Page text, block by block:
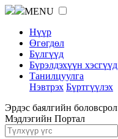
MENU
Нүүр
Өгөгдөл
Бүлгүүд
Бүрэлдэхүүн хэсгүүд
Танилцуулга
Нэвтрэх Бүртгүүлэх
Эрдэс баялгийн боловсрол
Мэдлэгийн Портал